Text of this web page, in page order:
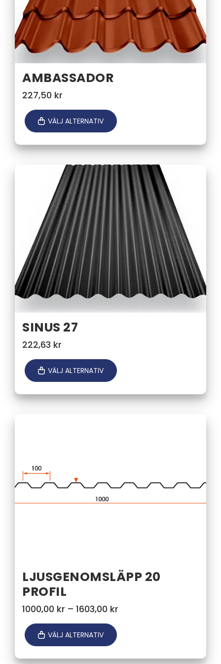
AMBASSADOR
227,50 kr
VÄLJ ALTERNATIV
SINUS 27
222,63 kr
VÄLJ ALTERNATIV
LJUSGENOMSLÄPP 20
PROFIL
1000,00 kr – 1603,00 kr
VÄLJ ALTERNATIV